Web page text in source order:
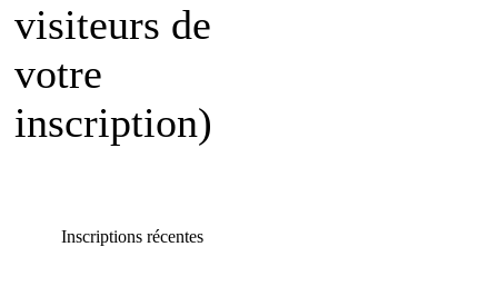
visiteurs de
votre
inscription)
Inscriptions récentes